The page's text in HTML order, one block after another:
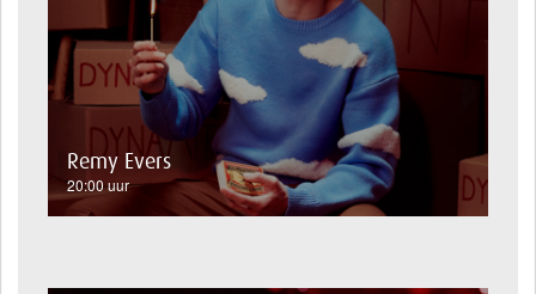
Remy Evers
20:00 uur